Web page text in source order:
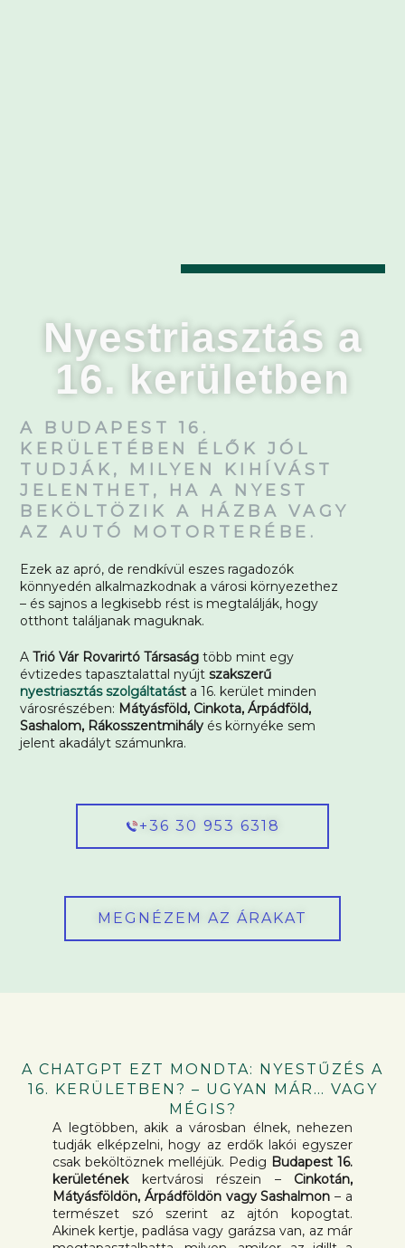
Nyestriasztás a
16. kerületben
A BUDAPEST 16.
KERÜLETÉBEN ÉLŐK JÓL
TUDJÁK, MILYEN KIHÍVÁST
JELENTHET, HA A NYEST
BEKÖLTÖZIK A HÁZBA VAGY
AZ AUTÓ MOTORTERÉBE.
Ezek az apró, de rendkívül eszes ragadozók
könnyedén alkalmazkodnak a városi környezethez
– és sajnos a legkisebb rést is megtalálják, hogy
otthont találjanak maguknak.
ATrió Vár Rovarirtó Társaság több mint egy
évtizedes tapasztalattal nyújtszakszerű
nyestriasztás szolgáltatást a 16. kerület minden
városrészében: Mátyásföld, Cinkota, Árpádföld,
Sashalom, Rákosszentmihály és környéke sem
jelent akadályt számunkra.
+36 30 953 6318
MEGNÉZEM AZ ÁRAKAT
A CHATGPT EZT MONDTA: NYESTŰZÉS A
16. KERÜLETBEN? – UGYAN MÁR… VAGY
MÉGIS?
A legtöbben, akik a városban élnek, nehezen
tudják elképzelni, hogy az erdők lakói egyszer
csak beköltöznek melléjük. Pedig Budapest 16.
kerületénekkertvárosi részein – Cinkotán,
Mátyásföldön, Árpádföldön vagy Sashalmon – a
természet szó szerint az ajtón kopogtat.
Akinek kertje, padlása vagy garázsa van, az már